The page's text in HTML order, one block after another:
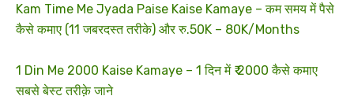
Kam Time Me Jyada Paise Kaise Kamaye – कम समय में पैसे
कैसे कमाए (11 जबरदस्त तरीके) और रु.50K – 80K/Months
1 Din Me 2000 Kaise Kamaye – 1 दिन में ₹ 2000 कैसे कमाए
सबसे बेस्ट तरीक़े जाने